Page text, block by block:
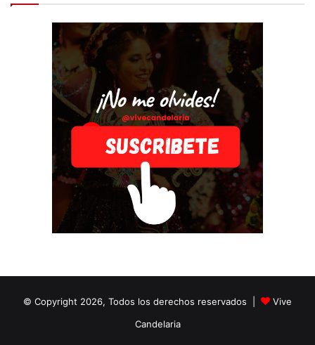
© Copyright 2026, Todos los derechos reservados |
Vive
Candelaria